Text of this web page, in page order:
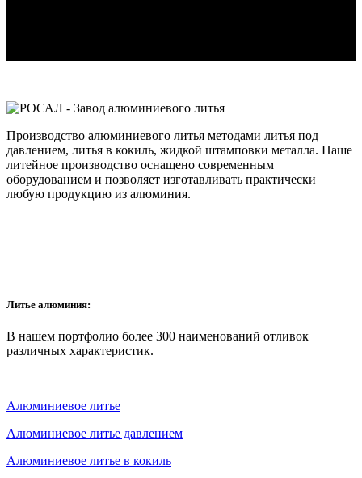
Производство алюминиевого литья методами литья под
давлением, литья в кокиль, жидкой штамповки металла. Наше
литейное производство оснащено современным
оборудованием и позволяет изготавливать практически
любую продукцию из алюминия.
Литье алюминия:
В нашем портфолио более 300 наименований отливок
различных характеристик.
Алюминиевое литье
Алюминиевое литье давлением
Алюминиевое литье в кокиль